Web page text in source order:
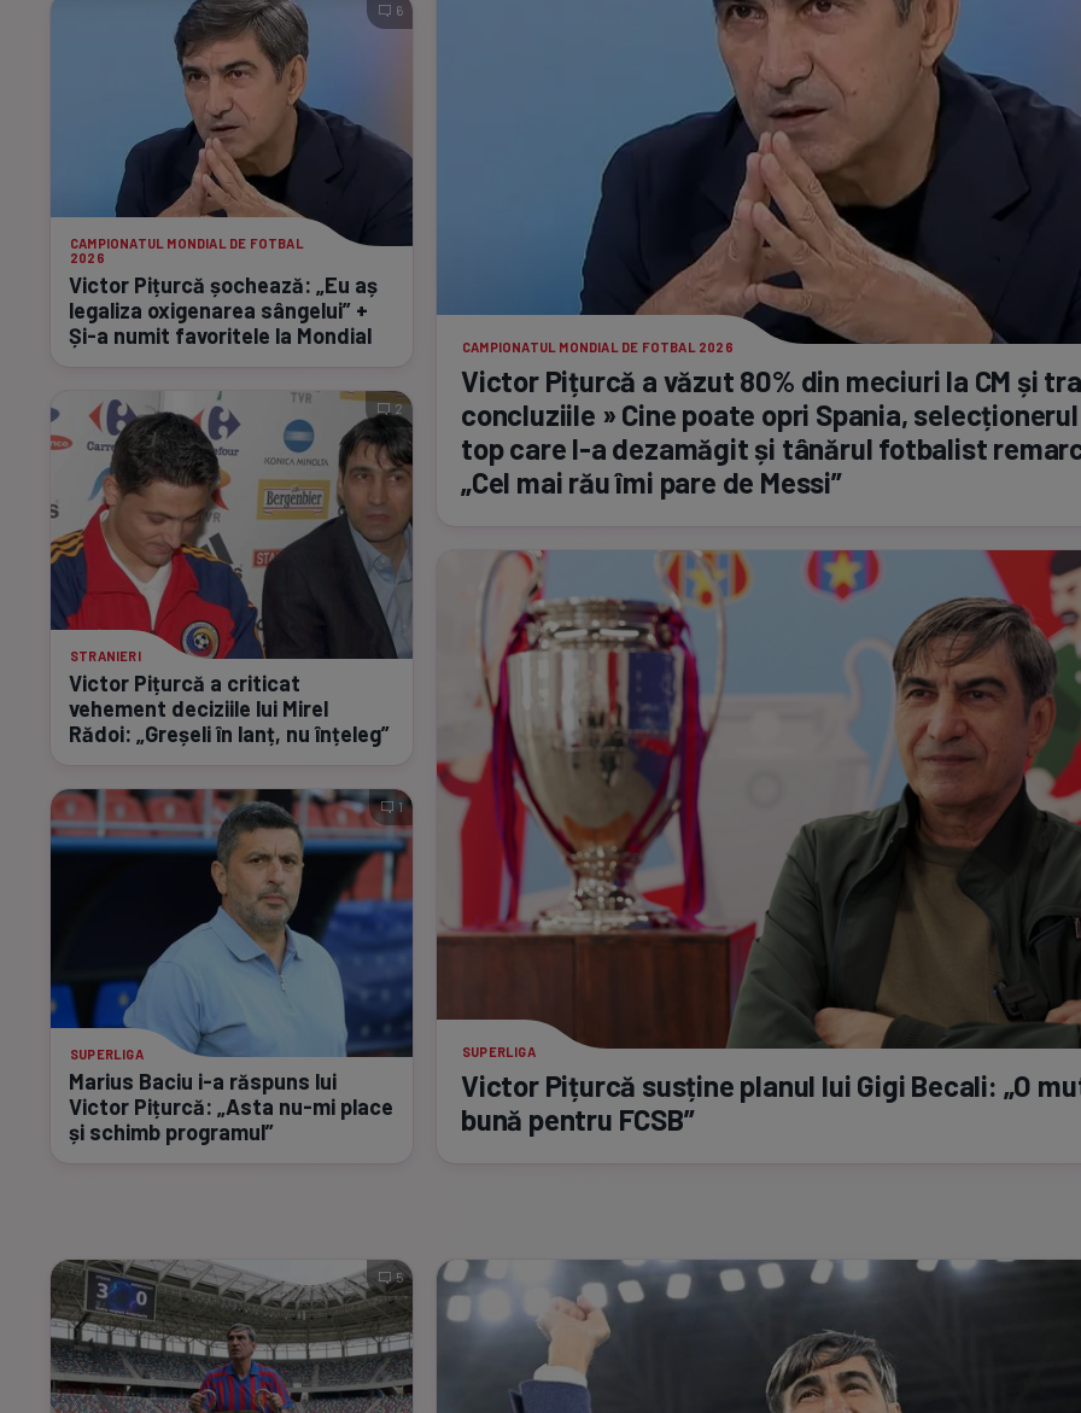
CAMPIONATUL MONDIAL DE FOTBAL
2026
Victor Pițurcă șochează: „Eu aș
legaliza oxigenarea sângelui” +
Și-a numit favoritele la Mondial
6
STRANIERI
Victor Pițurcă a criticat
vehement deciziile lui Mirel
Rădoi: „Greșeli în lanț, nu înțeleg”
2
SUPERLIGA
Marius Baciu i-a răspuns lui
Victor Pițurcă: „Asta nu-mi place
și schimb programul”
1
CAMPIONATUL MONDIAL DE FOTBAL 2026
Victor Pițurcă a văzut 80% din meciuri la CM și
concluziile » Cine poate opri Spania,
top care l-a dezamăgit și tânărul fotbalist
„Cel mai rău îmi pare de Messi”
SUPERLIGA
Victor Pițurcă susține planul lui Gigi Becali: „O
bună pentru FCSB”
5